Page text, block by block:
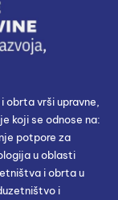
vrši upravne,
koji se odnose na:
potpore za
u oblasti
i obrta u
i